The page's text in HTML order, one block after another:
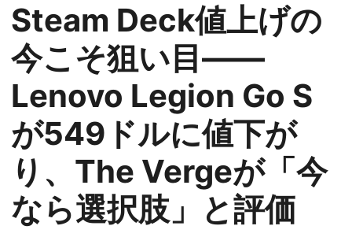
Steam Deck値上げの
今こそ狙い目——
Lenovo Legion Go S
が549ドルに値下が
り、The Vergeが「今
なら選択肢」と評価